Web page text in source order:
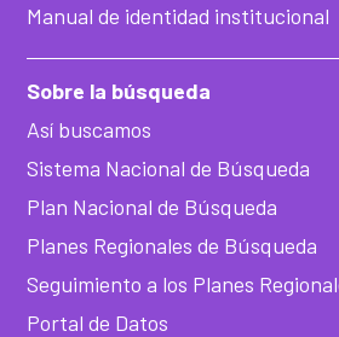
Manual de identidad institucional
Sobre la búsqueda
Así buscamos
Sistema Nacional de Búsqueda
Plan Nacional de Búsqueda
Planes Regionales de Búsqueda
Seguimiento a los Planes
Portal de Datos